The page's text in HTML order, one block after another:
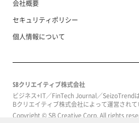
会社概要
セキュリティポリシー
個人情報について
SBクリエイティブ株式会社
ビジネス+IT／FinTech Journal／SeizoTrend
Bクリエイティブ株式会社によって運営されて
Copyright © SB Creative Corp. All rights